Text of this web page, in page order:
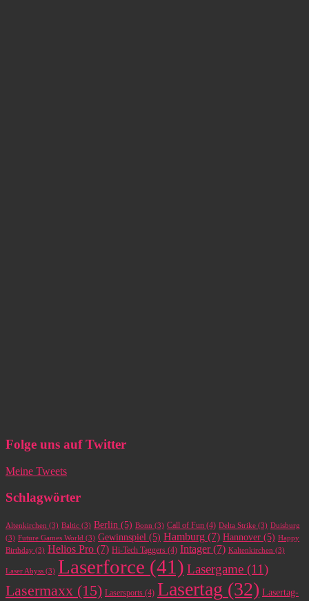
Folge uns auf Twitter
Meine Tweets
Schlagwörter
Altenkirchen (3) Baltic (3) Berlin (5) Bonn (3) Call of Fun (4) Delta Strike (3) Duisburg
(3) Future Games World (3) Gewinnspiel (5) Hamburg (7) Hannover (5) Happy
Birthday (3) Helios Pro (7) Hi-Tech Taggers (4) Intager(7) Kaltenkirchen (3)
Laser Abyss (3) Laserforce (41) Lasergame (11)
Lasermaxx (15) Lasersports (4) Lasertag (32) Lasertag-